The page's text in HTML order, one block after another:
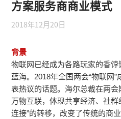
方案服务商商业模式
2018年12月20日
背景
物联网已经成为各路玩家的香
蓝海。2018年全国两会“物联网
表热议的话题。海尔总裁在两
万物互联，体现共享经济、社群
连接”的转移，改变了传统的商